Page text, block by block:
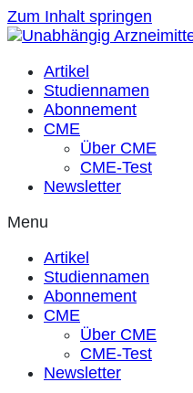
Zum Inhalt springen
Artikel
Studiennamen
Abonnement
CME
Über CME
CME-Test
Newsletter
Menu
Artikel
Studiennamen
Abonnement
CME
Über CME
CME-Test
Newsletter